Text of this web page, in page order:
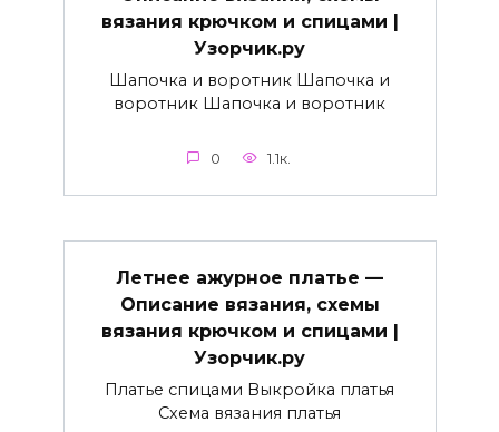
вязания крючком и спицами |
Узорчик.ру
Шапочка и воротник Шапочка и
воротник Шапочка и воротник
0 1.1к.
Летнее ажурное платье —
Описание вязания, схемы
вязания крючком и спицами |
Узорчик.ру
Платье спицами Выкройка платья
Схема вязания платья